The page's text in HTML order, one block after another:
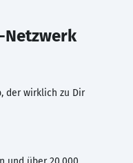
Netzwerk
der wirklich zu Dir